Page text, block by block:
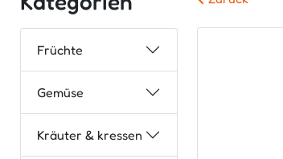
Früchte
Gemüse
Kräuter & kressen